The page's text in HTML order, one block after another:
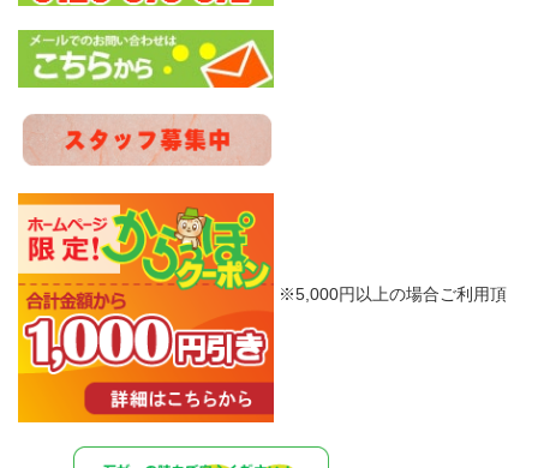
※5,000円以上の場合ご利用頂